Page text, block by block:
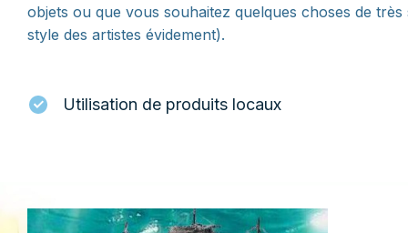
objets ou que vous souhaitez quelques choses de très
style des artistes évidement).
Utilisation de produits locaux